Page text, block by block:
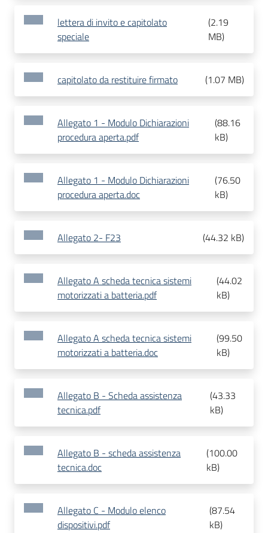
lettera di invito e capitolato
speciale
(2.19
MB)
capitolato da restituire firmato (1.07 MB)
Allegato 1 - Modulo Dichiarazioni
procedura aperta.pdf
(88.16
kB)
Allegato 1 - Modulo Dichiarazioni
procedura aperta.doc
(76.50
kB)
Allegato 2- F23 (44.32 kB)
Allegato A scheda tecnica sistemi
motorizzati a batteria.pdf
(44.02
kB)
Allegato A scheda tecnica sistemi
motorizzati a batteria.doc
(99.50
kB)
Allegato B - Scheda assistenza
tecnica.pdf
(43.33
kB)
Allegato B - scheda assistenza
tecnica.doc
(100.00
kB)
Allegato C - Modulo elenco
dispositivi.pdf
(87.54
kB)